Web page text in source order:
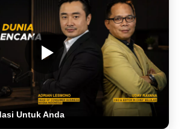
Untuk Anda